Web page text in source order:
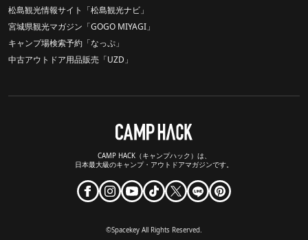
松島観光情報サイト「松島観光ナビ」
宮城県観光マガジン「GOGO MIYAGI」
キャンプ場検索予約「なっぷ」
中古アウトドア用品販売「UZD」
CAMP HACK（キャンプハック）は、
日本最大級のキャンプ・アウトドアマガジンです。
©Spacekey All Rights Reserved.